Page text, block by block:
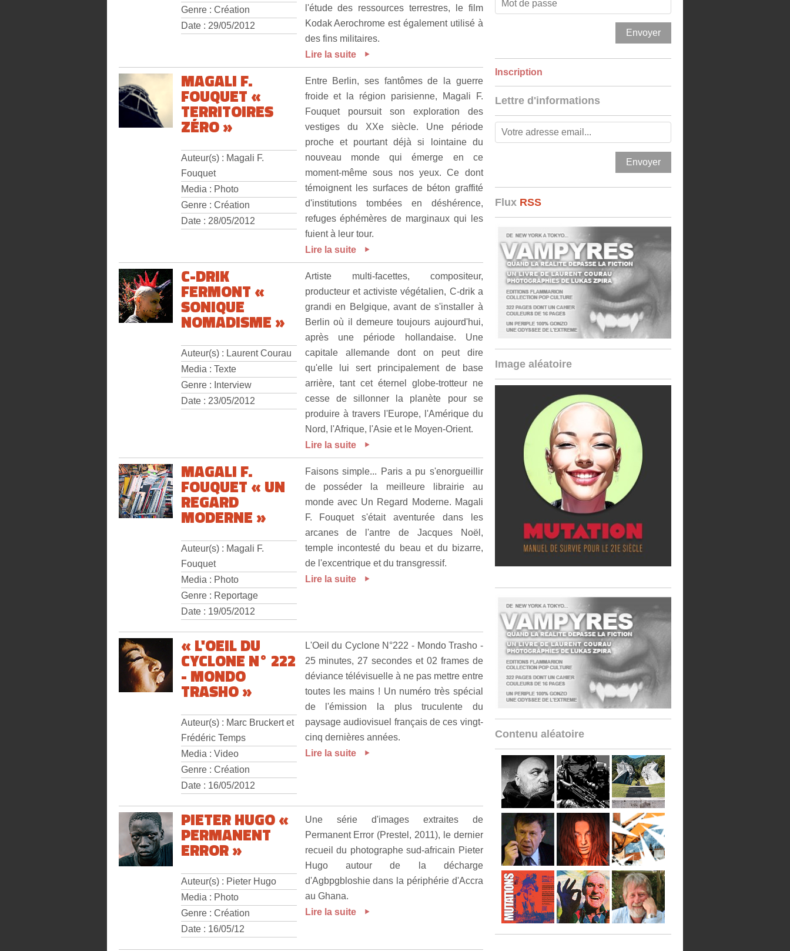
Genre : Création
Date : 29/05/2012
l'étude des ressources terrestres, le film
Kodak Aerochrome est également utilisé à
des fins militaires.
Lire la suite
MAGALI F.
FOUQUET «
TERRITOIRES
ZÉRO »
Auteur(s) : Magali F.
Fouquet
Media : Photo
Genre : Création
Date : 28/05/2012
Entre Berlin, ses fantômes de la guerre
froide et la région parisienne, Magali F.
Fouquet poursuit son exploration des
vestiges du XXe siècle. Une période
proche et pourtant déjà si lointaine du
nouveau monde qui émerge en ce
moment-même sous nos yeux. Ce dont
témoignent les surfaces de béton graffité
d'institutions tombées en déshérence,
refuges éphémères de marginaux qui les
fuient à leur tour.
Lire la suite
C-DRIK
FERMONT «
SONIQUE
NOMADISME »
Auteur(s) : Laurent Courau
Media : Texte
Genre : Interview
Date : 23/05/2012
Artiste multi-facettes, compositeur,
producteur et activiste végétalien, C-drik a
grandi en Belgique, avant de s'installer à
Berlin où il demeure toujours aujourd'hui,
après une période hollandaise. Une
capitale allemande dont on peut dire
qu'elle lui sert principalement de base
arrière, tant cet éternel globe-trotteur ne
cesse de sillonner la planète pour se
produire à travers l'Europe, l'Amérique du
Nord, l'Afrique, l'Asie et le Moyen-Orient.
Lire la suite
MAGALI F.
FOUQUET « UN
REGARD
MODERNE »
Auteur(s) : Magali F.
Fouquet
Media : Photo
Genre : Reportage
Date : 19/05/2012
Faisons simple... Paris a pu s'enorgueillir
de posséder la meilleure librairie au
monde avec Un Regard Moderne. Magali
F. Fouquet s'était aventurée dans les
arcanes de l'antre de Jacques Noël,
temple incontesté du beau et du bizarre,
de l'excentrique et du transgressif.
Lire la suite
« L'OEIL DU
CYCLONE N° 222
- MONDO
TRASHO »
Auteur(s) : Marc Bruckert et
Frédéric Temps
Media : Video
Genre : Création
Date : 16/05/2012
L'Oeil du Cyclone N°222 - Mondo Trasho -
25 minutes, 27 secondes et 02 frames de
déviance télévisuelle à ne pas mettre entre
toutes les mains ! Un numéro très spécial
de l'émission la plus truculente du
paysage audiovisuel français de ces vingt-
cinq dernières années.
Lire la suite
PIETER HUGO «
PERMANENT
ERROR »
Auteur(s) : Pieter Hugo
Media : Photo
Genre : Création
Date : 16/05/12
Une série d'images extraites de
Permanent Error (Prestel, 2011), le dernier
recueil du photographe sud-africain Pieter
Hugo autour de la décharge
d'Agbpgbloshie dans la périphérie d'Accra
au Ghana.
Lire la suite
Inscription
Lettre d'informations
Flux RSS
Image aléatoire
Contenu aléatoire